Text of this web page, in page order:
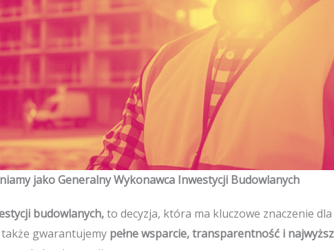
jako Generalny Wykonawca Inwestycji Budowlanych
budowlanych,to decyzja, która ma kluczowe znaczenie
gwarantujemy pełne wsparcie, transparentność i